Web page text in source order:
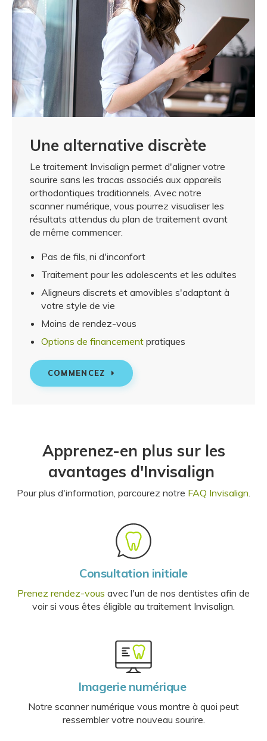
Une alternative discrète
Le traitement Invisalign permet d'aligner votre
sourire sans les tracas associés aux appareils
orthodontiques traditionnels. Avec notre
scanner numérique, vous pourrez visualiser les
résultats attendus du plan de traitement avant
de même commencer.
Pas de fils, ni d'inconfort
Traitement pour les adolescents et les adultes
Aligneurs discrets et amovibles s'adaptant à
votre style de vie
Moins de rendez-vous
Options de financementpratiques
COMMENCEZ
Apprenez-en plus sur les
avantages d'Invisalign
Pour plus d'information, parcourez notre FAQ Invisalign
Consultation initiale
Prenez rendez-vous avec l'un de nos dentistes afin de
voir si vous êtes éligible au traitement Invisalign.
Imagerie numérique
Notre scanner numérique vous montre à quoi peut
ressembler votre nouveau sourire.